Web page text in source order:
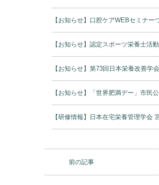
【お知らせ】口腔ケアWEBセミナー
【お知らせ】認定スポーツ栄養士活
【お知らせ】第73回日本栄養改善学
【お知らせ】「世界肥満デー」市民
【研修情報】日本在宅栄養管理学会
前の記事